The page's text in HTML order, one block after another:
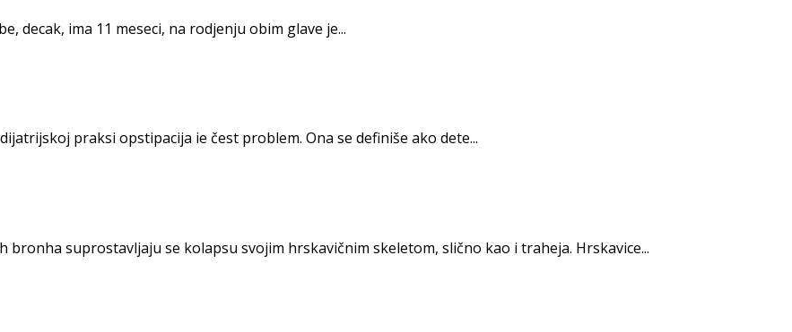
decak, ima 11 meseci, na rodjenju obim glave je...
praksi opstipacija ie čest pro­blem. Ona se definiše ako dete...
suprostavljaju se kolapsu svojim hrskavičnim skeletom, slično kao i traheja. Hrskavice...